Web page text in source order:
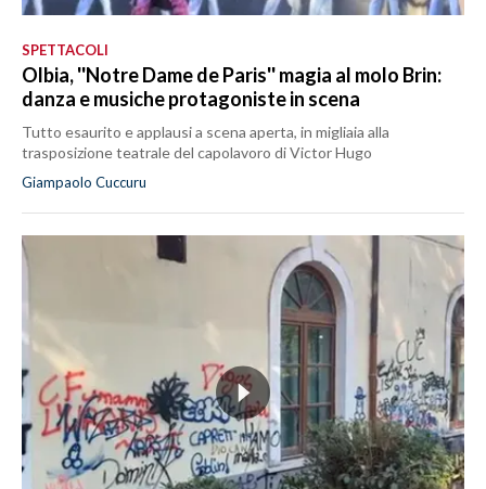
SPETTACOLI
Olbia, ''Notre Dame de Paris'' magia al molo Brin:
danza e musiche protagoniste in scena
Tutto esaurito e applausi a scena aperta, in migliaia alla
trasposizione teatrale del capolavoro di Victor Hugo
Giampaolo Cuccuru